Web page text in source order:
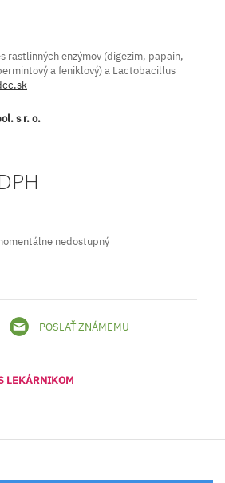
rastlinných enzýmov (digezim, papain,
a feniklový) a Lactobacillus
s r. o.
nedostupný
POSLAŤ ZNÁMEMU
LEKÁRNIKOM